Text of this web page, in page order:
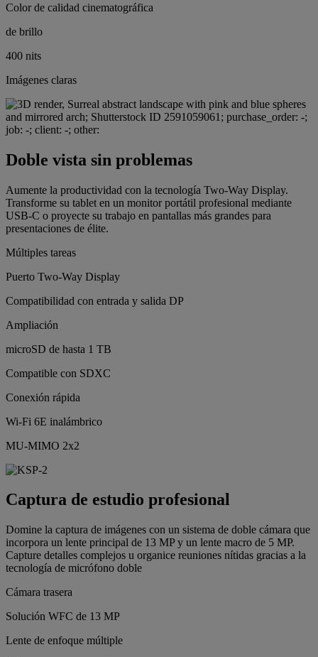
Color de calidad cinematográfica
de brillo
400 nits
Imágenes claras
Doble vista sin problemas
Aumente la productividad con la tecnología Two-Way Display.
Transforme su tablet en un monitor portátil profesional mediante
USB-C o proyecte su trabajo en pantallas más grandes para
presentaciones de élite.
Múltiples tareas
Puerto Two-Way Display
Compatibilidad con entrada y salida DP
Ampliación
microSD de hasta 1 TB
Compatible con SDXC
Conexión rápida
Wi-Fi 6E inalámbrico
MU-MIMO 2x2
Captura de estudio profesional
Domine la captura de imágenes con un sistema de doble cámara que
incorpora un lente principal de 13 MP y un lente macro de 5 MP.
Capture detalles complejos u organice reuniones nítidas gracias a la
tecnología de micrófono doble
Cámara trasera
Solución WFC de 13 MP
Lente de enfoque múltiple